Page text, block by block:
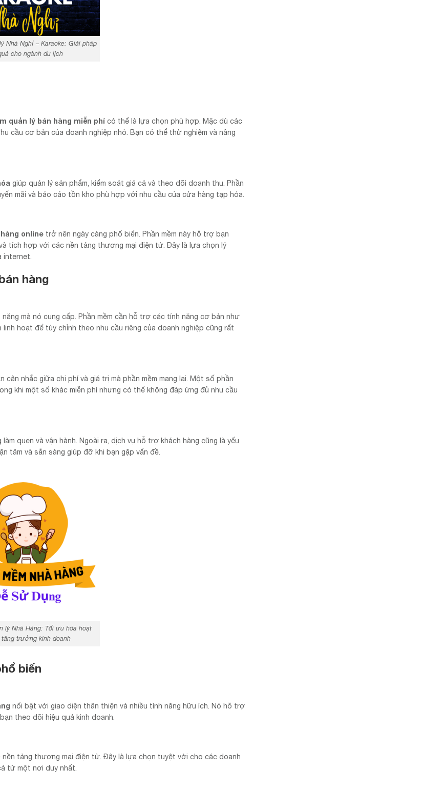
Nhà Nghỉ – Karaoke: Giải pháp
cho ngành du lịch
quản lý bán hàng miễn phí có thể là lựa chọn phù hợp. Mặc dù các
cầu cơ bản của doanh nghiệp nhỏ. Bạn có thể thử nghiệm và nâng
giúp quản lý sản phẩm, kiểm soát giá cả và theo dõi doanh thu. Phần
mãi và báo cáo tồn kho phù hợp với nhu cầu của cửa hàng tạp hóa.
online trở nên ngày càng phổ biến. Phần mềm này hỗ trợ bạn
tích hợp với các nền tảng thương mại điện tử. Đây là lựa chọn lý
hàng
năng mà nó cung cấp. Phần mềm cần hỗ trợ các tính năng cơ bản như
hoạt để tùy chỉnh theo nhu cầu riêng của doanh nghiệp cũng rất
nhắc giữa chi phí và giá trị mà phần mềm mang lại. Một số phần
khi một số khác miễn phí nhưng có thể không đáp ứng đủ nhu cầu
quen và vận hành. Ngoài ra, dịch vụ hỗ trợ khách hàng cũng là yếu
tâm và sẵn sàng giúp đỡ khi bạn gặp vấn đề.
lý Nhà Hàng: Tối ưu hóa hoạt
tăng trưởng kinh doanh
biến
nổi bật với giao diện thân thiện và nhiều tính năng hữu ích. Nó hỗ trợ
theo dõi hiệu quả kinh doanh.
tảng thương mại điện tử. Đây là lựa chọn tuyệt vời cho các doanh
từ một nơi duy nhất.